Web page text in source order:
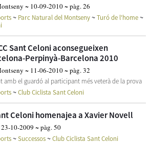
~ 10-09-2010 ~ pàg. 26
~ Parc Natural del Montseny~Turó de l'home~
Sant Celoni aconsegueixen
Perpinyà-Barcelona 2010
~ 11-06-2010 ~ pàg. 32
amb el guardó al participant més veterà de la prova
~Club Ciclista Sant Celoni
Celoni homenajea a Xavier Novell
10-2009 ~ pàg. 50
~Successos~Club Ciclista Sant Celoni